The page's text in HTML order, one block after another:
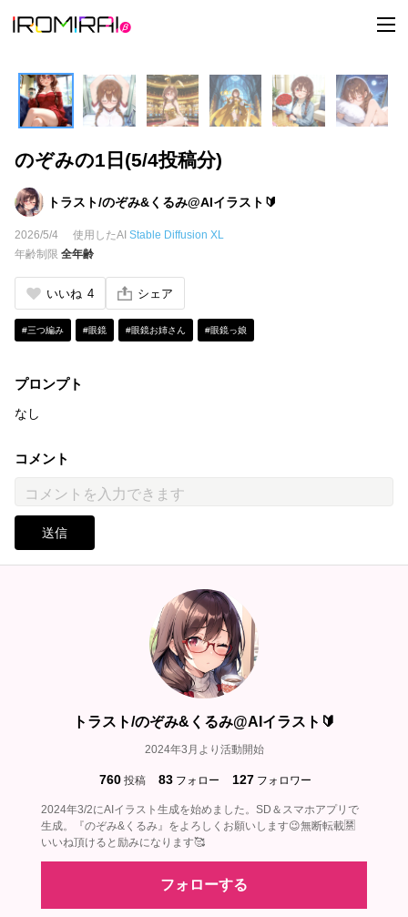
t
o
l
e
n
a
v
のぞみの1日(5/4投稿分)
トラスト/のぞみ&くるみ@AIイラスト🔰
2026/5/4 使用したAI Stable Diffusion XL
年齢制限 全年齢
いいね 4 シェア
#三つ編み #眼鏡 #眼鏡お姉さん #眼鏡っ娘
プロンプト
なし
コメント
送信
トラスト/のぞみ&くるみ@AIイラスト🔰
2024年3月より活動開始
760 投稿 83 フォロー 127 フォロワー
2024年3/2にAIイラスト生成を始めました。SD＆スマホアプリで
生成。『のぞみ&くるみ』をよろしくお願いします😉無断転載🈲
いいね頂けると励みになります🥰
フォローする